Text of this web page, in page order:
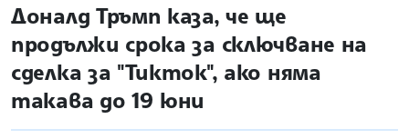
site.bta
Доналд Тръмп каза, че ще
продължи срока за сключване на
сделка за "Тикток", ако няма
такава до 19 юни